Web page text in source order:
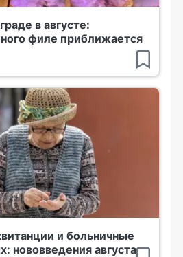
в августе:
филе приближается
и больничные
нововведения августа